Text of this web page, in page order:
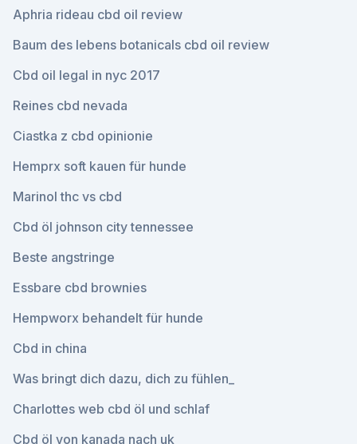
Aphria rideau cbd oil review
Baum des lebens botanicals cbd oil review
Cbd oil legal in nyc 2017
Reines cbd nevada
Ciastka z cbd opinionie
Hemprx soft kauen für hunde
Marinol thc vs cbd
Cbd öl johnson city tennessee
Beste angstringe
Essbare cbd brownies
Hempworx behandelt für hunde
Cbd in china
Was bringt dich dazu, dich zu fühlen_
Charlottes web cbd öl und schlaf
Cbd öl von kanada nach uk